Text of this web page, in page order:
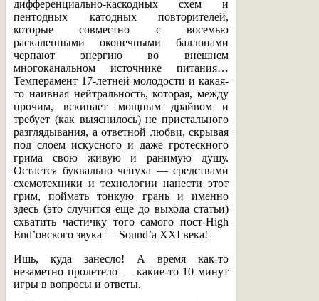
дифференциально-каскодных схем и
пентодных катодных повторителей,
которые совместно с восемью
раскаленными оконечными баллонами
черпают энергию во внешнем
многоканальном источнике питания…
Темперамент 17-летней молодости и какая-
то наивная нейтральность, которая, между
прочим, вскипает мощным драйвом и
требует (как выяснилось) не пристального
разглядывания, а ответной любви, скрывая
под слоем искусного и даже гротескного
грима свою живую и ранимую душу.
Остается буквально чепуха — средствами
схемотехники и технологии нанести этот
грим, поймать тонкую грань и именно
здесь (это случится еще до выхода статьи)
схватить частичку того самого пост-High
End’овского звука — Sound’a XXI века!
Ишь, куда занесло! А время как-то
незаметно пролетело — какие-то 10 минут
игры в вопросы и ответы.